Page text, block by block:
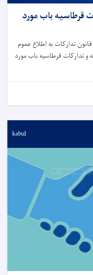
قرطاسیه باب مورد
2 ماده چهل وسوم قانون تدارکات به اطلاع عموم
و تدارکات قرطاسیه باب مورد
kabul